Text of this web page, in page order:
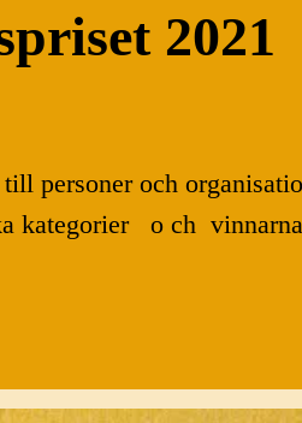
2021
personer och
kategorier o ch